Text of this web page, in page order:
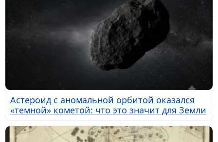
Астероид с аномальной орбитой оказался
«темной» кометой: что это значит для Земли